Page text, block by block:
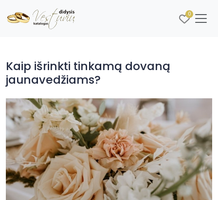
0
Kaip išrinkti tinkamą dovaną
jaunavedžiams?